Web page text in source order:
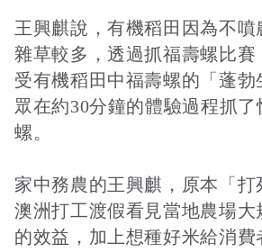
王興麒說，有機稻田因為不噴
雜草較多，透過抓福壽螺比賽
受有機稻田中福壽螺的「蓬勃
眾在約30分鐘的體驗過程抓
螺。
家中務農的王興麒，原本「打
澳洲打工渡假看見當地農場大
的效益，加上想種好米給消費